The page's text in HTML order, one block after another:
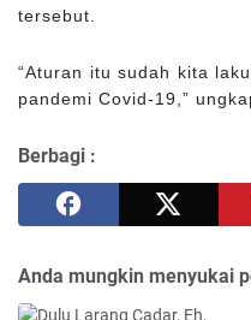
tersebut.
“Aturan itu sudah kita
pandemi Covid-19,”
Berbagi :
Anda mungkin menyukai